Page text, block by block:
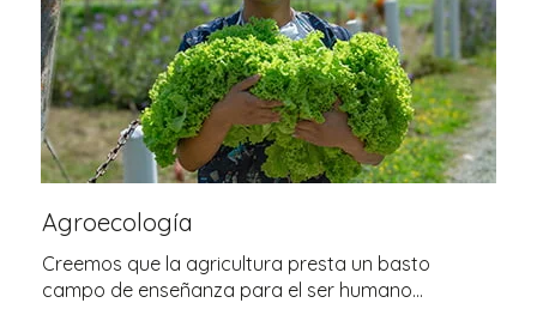
Agroecología
Creemos que la agricultura presta un basto
campo de enseñanza para el ser humano…